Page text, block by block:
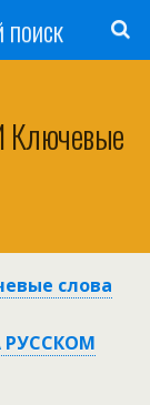
поиск
Ключевые
слова
РУССКОМ